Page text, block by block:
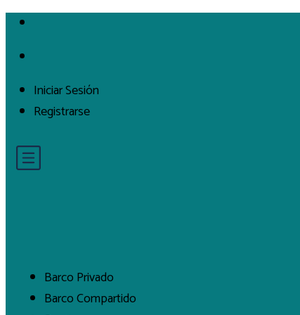
Iniciar Sesión
Registrarse
Barco Privado
Barco Compartido